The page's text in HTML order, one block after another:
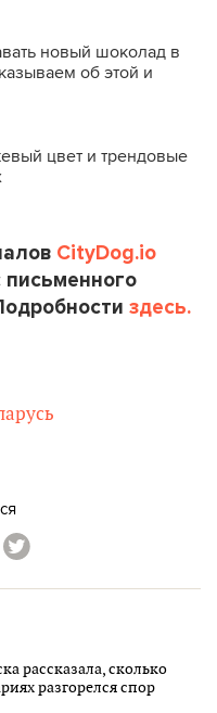
новый шоколад в
об этой и
цвет и трендовые
CityDog.io
письменного
здесь.